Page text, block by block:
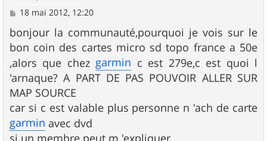
M
s
s
a
g
e
18 mai 2012, 12:20
bonjour la communauté,pourquoi je vois sur le
bon coin des cartes micro sd topo france a 50e
,alors que chezgarmin c est 279e,c est quoi l
'arnaque? A PART DE PAS POUVOIR ALLER SUR
MAP SOURCE
car si c est valable plus personne n 'ach de carte
garmin avec dvd